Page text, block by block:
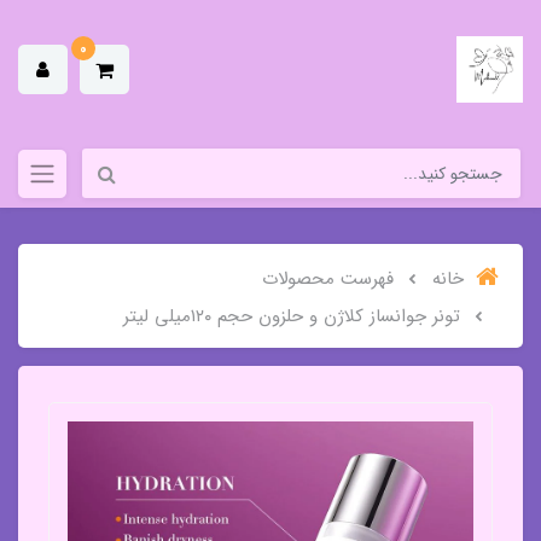
0
خانه
فهرست محصولات
تونر جوانساز کلاژن و حلزون حجم ۱۲۰میلی لیتر